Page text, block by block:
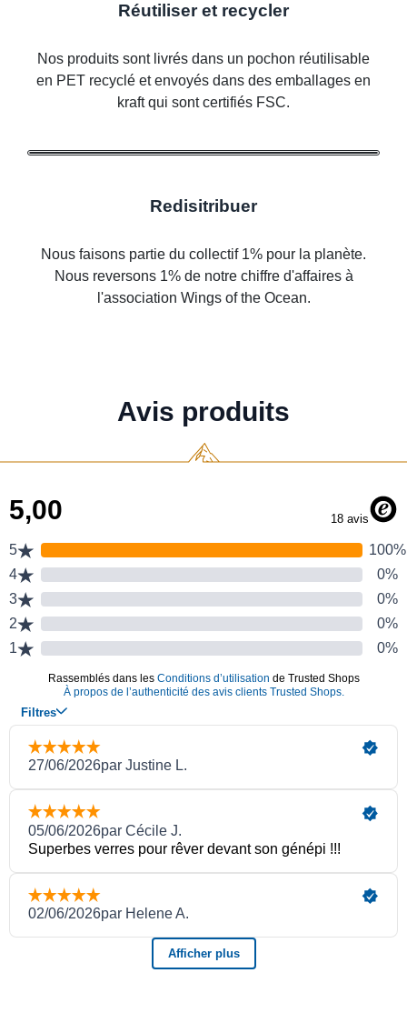
Réutiliser et recycler
Nos produits sont livrés dans un pochon réutilisable
en PET recyclé et envoyés dans des emballages en
kraft qui sont certifiés FSC.
Redisitribuer
Nous faisons partie du collectif 1% pour la planète.
Nous reversons 1% de notre chiffre d'affaires à
l'association Wings of the Ocean.
Avis produits